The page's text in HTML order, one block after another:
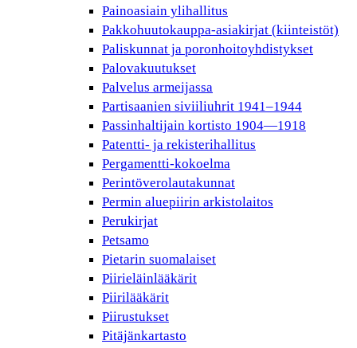
Painoasiain ylihallitus
Pakkohuutokauppa-asiakirjat (kiinteistöt)
Paliskunnat ja poronhoitoyhdistykset
Palovakuutukset
Palvelus armeijassa
Partisaanien siviiliuhrit 1941–1944
Passinhaltijain kortisto 1904—1918
Patentti- ja rekisterihallitus
Pergamentti-kokoelma
Perintöverolautakunnat
Permin aluepiirin arkistolaitos
Perukirjat
Petsamo
Pietarin suomalaiset
Piirieläinlääkärit
Piirilääkärit
Piirustukset
Pitäjänkartasto